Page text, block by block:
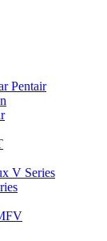
Pentair
V Series